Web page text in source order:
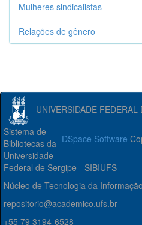
Mulheres sindicalistas
Relações de gênero
UNIVERSIDADE FEDERAL
DSpace Software
Sistema de
Bibliotecas da
Universidade
Federal de Sergipe - SIBIUFS
Núcleo de Tecnologia da
repositorio@academico.ufs.br
+55 79 3194-6528